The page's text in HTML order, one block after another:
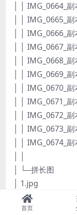
│ │ IMG_0664_
│ │ IMG_0665_
│ │ IMG_0666_
│ │ IMG_0667_
│ │ IMG_0668_
│ │ IMG_0669_
│ │ IMG_0670_
│ │ IMG_0671_
│ │ IMG_0672_
│ │ IMG_0673_
│ │ IMG_0674_
│ └─拼长图
│ 1.jpg
│ 2.jpg
│ 3.jpg
首页